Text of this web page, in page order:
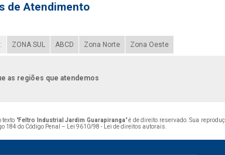
de Atendimento
ZONA SUL ABCD Zona Norte Zona Oeste
as regiões que atendemos
texto "Feltro Industrial Jardim Guarapiranga" é de direito reservado. Sua
184 do Código Penal –
Lei 9610/98 - Lei de direitos autorais